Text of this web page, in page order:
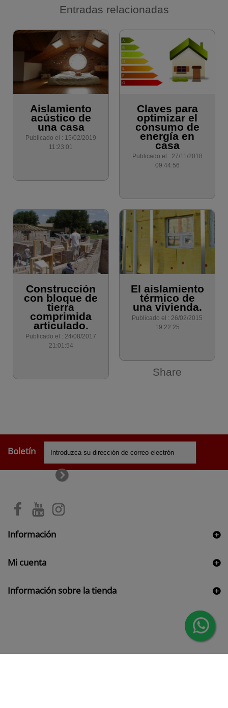
Entradas relacionadas
Aislamiento
acústico de
una casa
Publicado el : 15/02/2019
11:23:01
Claves para
optimizar el
consumo de
energía en
casa
Publicado el : 27/11/2018
09:44:56
Construcción
con bloque de
tierra
comprimida
articulado.
Publicado el : 24/08/2017
21:01:54
El aislamiento
térmico de
una vivienda.
Publicado el : 26/02/2015
19:22:25
Share
Boletín
Información
Mi cuenta
Información sobre la tienda